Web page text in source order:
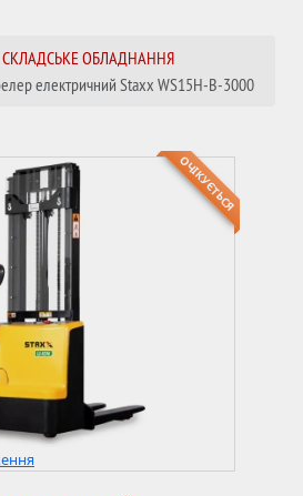
СКЛАДСЬКЕ ОБЛАДНАННЯ
електричний Staxx WS15H-B-3000
ОЧІКУЄТЬСЯ